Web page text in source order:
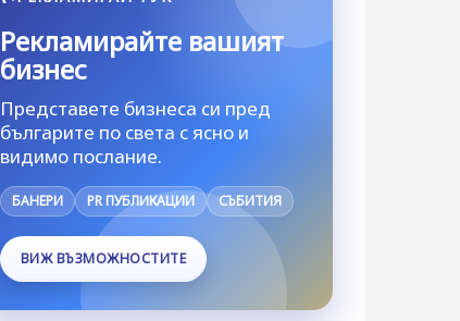
Рекламирайте вашият
бизнес
Представете бизнеса си пред
българите по света с ясно и
видимо послание.
БАНЕРИ PR ПУБЛИКАЦИИ СЪБИТИЯ
ВИЖ ВЪЗМОЖНОСТИТЕ